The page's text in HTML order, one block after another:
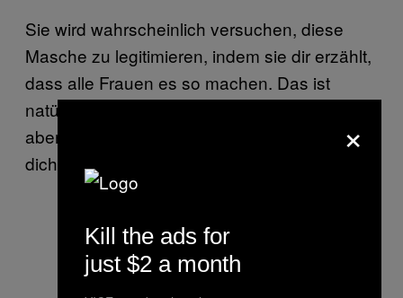
Sie wird wahrscheinlich versuchen, diese
Masche zu legitimieren, indem sie dir erzählt,
dass alle Frauen es so machen. Das ist
natürlich Betrug (und schlechtes Benehmen),
aber es ist die fairste Art des Betrugs, weil du
dich selbst in diese Situation gebracht hast.
×
Kill the ads for
just $2 a month